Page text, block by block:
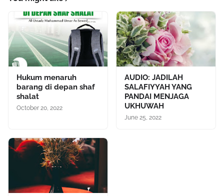
Hukum menaruh
barang di depan shaf
shalat
October 20, 2022
AUDIO: JADILAH
SALAFIYYAH YANG
PANDAI MENJAGA
UKHUWAH
June 25, 2022